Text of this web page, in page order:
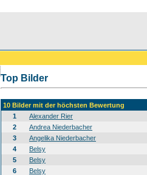
Top Bilder
10 Bilder mit der höchsten Bewertung
1
Alexander Rier
2
Andrea Niederbacher
3
Angelika Niederbacher
4
Belsy
5
Belsy
6
Belsy